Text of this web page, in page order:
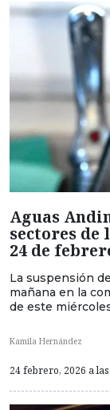
Aguas
sectores de
24 de
La suspensión
mañana en la
de este
Kamila Hernández
24 febrero, 2026 a